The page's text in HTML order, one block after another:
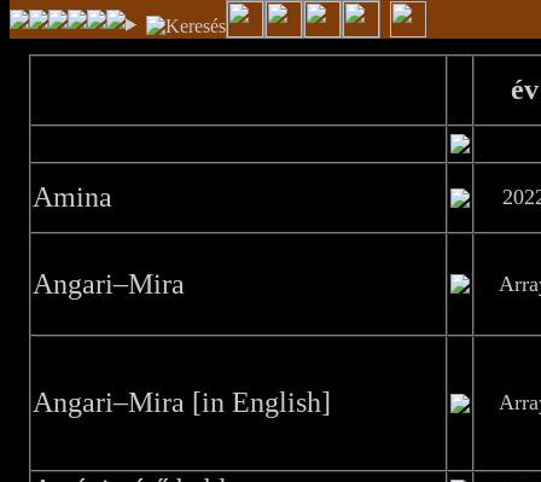
év
Amina
Angari–Mira
Angari–Mira [in English]